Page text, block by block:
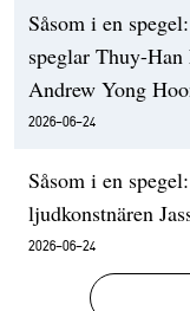
Såsom i en
speglar Thuy-
Andrew Yong
2026-06-24
Såsom i en
ljudkonstnären
2026-06-24